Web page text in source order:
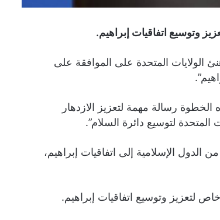
وتوسيع اتفاقيات إبراهيم.
الولايات المتحدة على الموافقة على
رسالة مهمة لتعزيز الازدهار
لتوسيع دائرة السلام”.
الإسلامية إلى اتفاقيات إبراهيم،
وتوسيع اتفاقيات إبراهيم.